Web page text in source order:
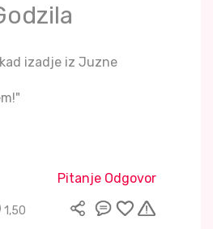
izadje iz Juzne
Pitanje Odgovor
1,50